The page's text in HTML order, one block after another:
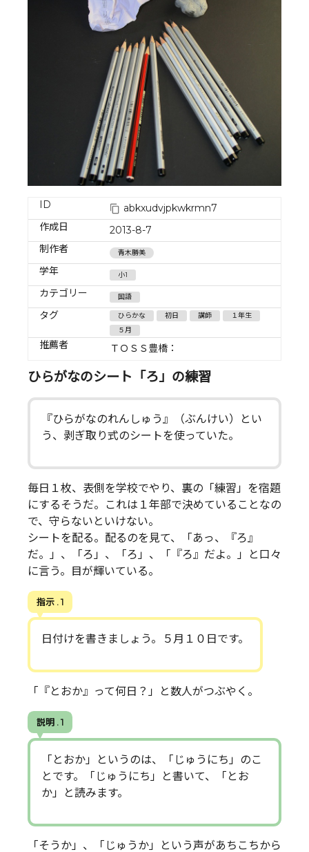
ID
abkxudvjpkwkrmn7
作成日
2013-8-7
制作者
青木勝美
学年 小1
カテゴリー 国語
タグ ひらかな 初日 講師
１年生
５月
推薦者 ＴＯＳＳ豊橋：
ひらがなのシート「ろ」の練習
『ひらがなのれんしゅう』（ぶんけい）とい
う、剥ぎ取り式のシートを使っていた。
毎日１枚、表側を学校でやり、裏の「練習」を宿題
にするそうだ。これは１年部で決めていることなの
で、守らないといけない。
シートを配る。配るのを見て、「あっ、『ろ』
だ。」、「ろ」、「ろ」、「『ろ』だよ。」と口々
に言う。目が輝いている。
指示 . 1
日付けを書きましょう。５月１０日です。
「『とおか』って何日？」と数人がつぶやく。
説明 . 1
「とおか」というのは、「じゅうにち」のこ
とです。「じゅうにち」と書いて、「とお
か」と読みます。
「そうか」、「じゅうか」という声があちこちから